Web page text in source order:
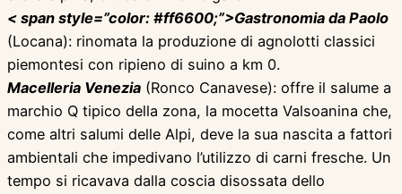
< span style=”color: #ff6600;”>Gastronomia da Paolo
(Locana): rinomata la produzione di agnolotti classici
piemontesi con ripieno di suino a km 0.
Macelleria Venezia (Ronco Canavese): offre il salume a
marchio Q tipico della zona, la mocetta Valsoanina che,
come altri salumi delle Alpi, deve la sua nascita a fattori
ambientali che impedivano l’utilizzo di carni fresche. Un
tempo si ricavava dalla coscia disossata dello